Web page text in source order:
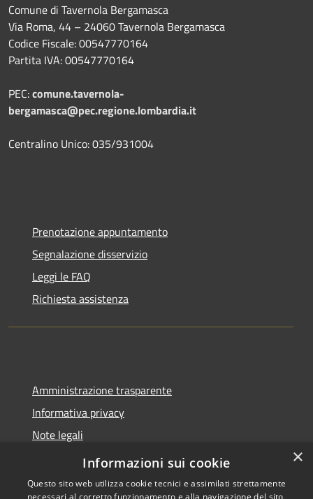
Comune di Tavernola Bergamasca
Via Roma, 44 – 24060 Tavernola Bergamasca
Codice Fiscale: 00547770164
Partita IVA: 00547770164
PEC:comune.tavernola-
bergamasca@pec.regione.lombardia.it
Centralino Unico: 035/931004
Prenotazione appuntamento
Segnalazione disservizio
Leggi le FAQ
Richiesta assistenza
Amministrazione trasparente
Informativa privacy
Note legali
Dichiarazione di accessibilità
×
Informazioni sui cookie
Questo sito web utilizza cookie tecnici e assimilati strettamente
necessari al corretto funzionamento e alla navigazione del sito,